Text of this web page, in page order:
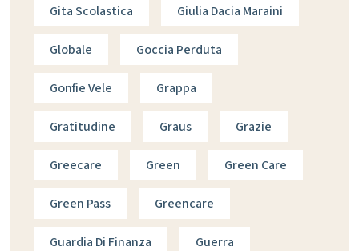
Gita Scolastica Giulia Dacia Maraini
Globale Goccia Perduta
Gonfie Vele Grappa
Gratitudine Graus Grazie
Greecare Green Green Care
Green Pass Greencare
Guardia Di Finanza Guerra